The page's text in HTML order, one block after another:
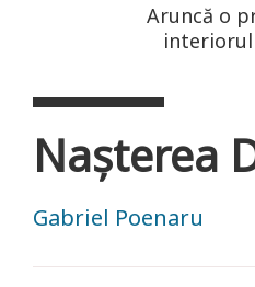
Aruncă o
Nașterea
Gabriel Poenaru